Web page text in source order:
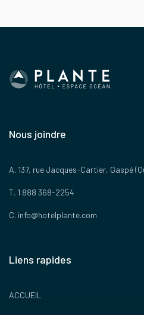
Nous joindre
A. 137, rue Jacques-Cartier, Gaspé
T. 1 888 368-2254
C. info@hotelplante.com
Liens rapides
ACCUEIL